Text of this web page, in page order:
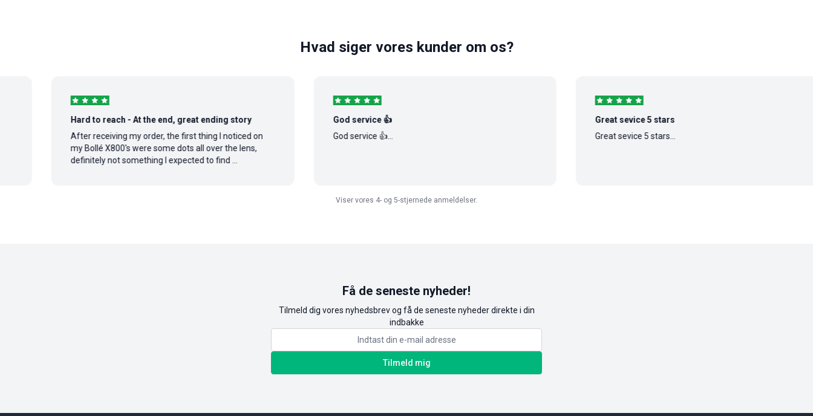
Hvad siger vores kunder om os?
Hard to reach - At the end, great ending story
After receiving my order, the first thing I noticed on
my Bollé X800's were some dots all over the lens,
definitely not something I expected to find ...
God service 👍
God service 👍...
Great sevice 5 stars
Great sevice 5 stars...
Viser vores 4- og 5-stjernede anmeldelser.
Få de seneste nyheder!
Tilmeld dig vores nyhedsbrev og få de seneste nyheder direkte i din
indbakke
Tilmeld mig